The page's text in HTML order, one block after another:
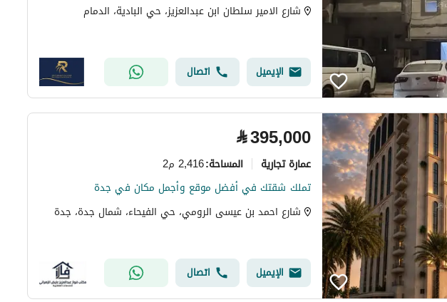
شارع الامير سلطان ابن عبدالعزيز، حي البادية، الدمام
الإيميل اتصال
⃁395,000
عمارة تجارية المساحة:2,416 م2
تملك شقتك في أفضل موقع وأجمل مكان في جدة
شارع احمد بن عيسى الرومي، حي الفيحاء، شمال جدة، جدة
الإيميل اتصال